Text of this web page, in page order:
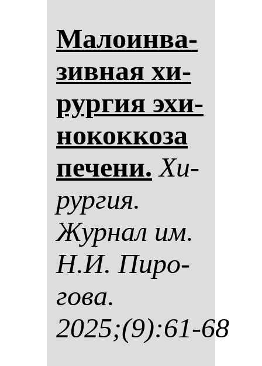
Ма­ло­ин­ва­
зив­ная хи­
рур­гия эхи­
но­кок­ко­за
пе­че­ни. Хи­
рур­гия.
Жур­нал им.
Н.И. Пи­ро­
го­ва.
2025;(9):61-68